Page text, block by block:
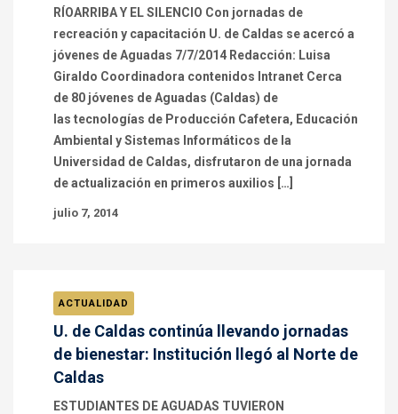
RÍOARRIBA Y EL SILENCIO Con jornadas de
recreación y capacitación U. de Caldas se acercó a
jóvenes de Aguadas 7/7/2014 Redacción: Luisa
Giraldo Coordinadora contenidos Intranet Cerca
de 80 jóvenes de Aguadas (Caldas) de
las tecnologías de Producción Cafetera, Educación
Ambiental y Sistemas Informáticos de la
Universidad de Caldas, disfrutaron de una jornada
de actualización en primeros auxilios […]
julio 7, 2014
ACTUALIDAD
U. de Caldas continúa llevando jornadas
de bienestar: Institución llegó al Norte de
Caldas
ESTUDIANTES DE AGUADAS TUVIERON